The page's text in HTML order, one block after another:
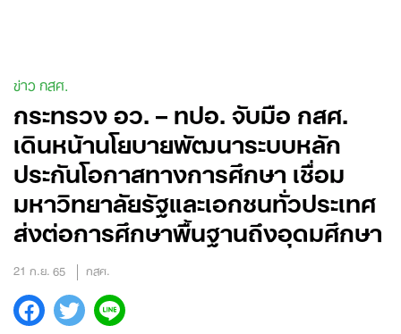
ข่าว กสศ.
กระทรวง อว. – ทปอ. จับมือ กสศ.
เดินหน้านโยบายพัฒนาระบบหลัก
ประกันโอกาสทางการศึกษา เชื่อม
มหาวิทยาลัยรัฐและเอกชนทั่วประเทศ
ส่งต่อการศึกษาพื้นฐานถึงอุดมศึกษา
21 ก.ย. 65 กสศ.